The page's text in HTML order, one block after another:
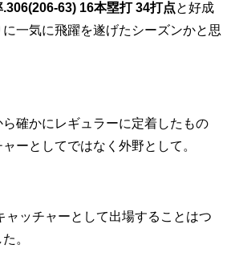
.306(206-63) 16本塁打 34打点と好成
一気に飛躍を遂げたシーズンかと思
確かにレギュラーに定着したもの
ーとしてではなく外野として。
ャッチャーとして出場することはつ
。